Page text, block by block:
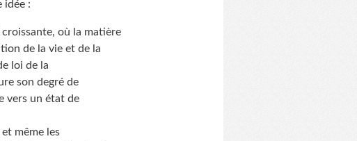
idée :
croissante, où la matière
de la vie et de la
loi de la
son degré de
vers un état de
même les